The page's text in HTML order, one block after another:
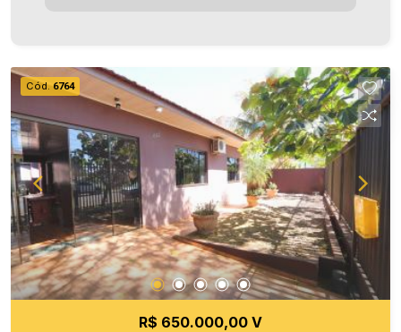
02 descobertas ) - Amplas aberturas em todos
os ambientes - Vista definitiva para mata Área
construída aproximadamente 327,00 m² Área
terreno 605,00 m² A Imobiliária Ativa conta hoje
com uma das maiores carteiras de imóveis
administrados na cidade, tanto para locação
quanto para venda. Aproveite essa oportunidade!
A hora de encontrar o seu novo lar É AGORA!
Imobiliária Ativa, sinta-se em casa!
Cód. 6764
R$ 650.000,00 V